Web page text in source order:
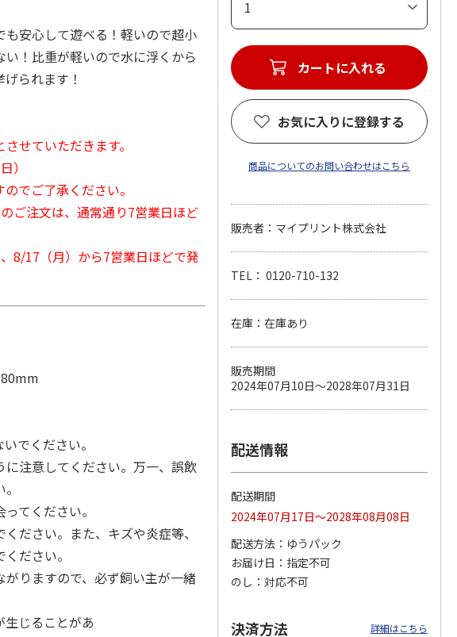
散
菌サ
銀のスプーン パウ
チ 健康に育つ子ね
こ用 まぐろ・かつ
120円
(送料別・税込)
ムデンタルコーン
ぐるぐるボーン型 S
ペット線香 虹のか
なた フルーティフ
ローラルの香り
590円
(送料別・税込)
えBOX とりささ…
380円
(送料別・税込)
安心して遊べる！軽いので超小
！比重が軽いので水に浮くから
られます！
せていただきます。
）
でご了承ください。
ご注文は、通常通り7営業日ほど
8/17（月）から7営業日ほどで発
でください。
注意してください。万一、誤飲
てください。
ださい。また、キズや炎症等、
ださい。
りますので、必ず飼い主が一緒
じることがあ
カートに入れる
お気に入りに登録する
商品についてのお問い合わせはこちら
販売者：マイプリント株式会社
TEL： 0120-710-132
在庫：在庫あり
販売期間
2024年07月10日～2028年07月31日
配送情報
配送期間
2024年07月17日～2028年08月08日
配送方法
ゆうパック
お届け日
指定不可
のし
対応不可
決済方法 詳細はこちら